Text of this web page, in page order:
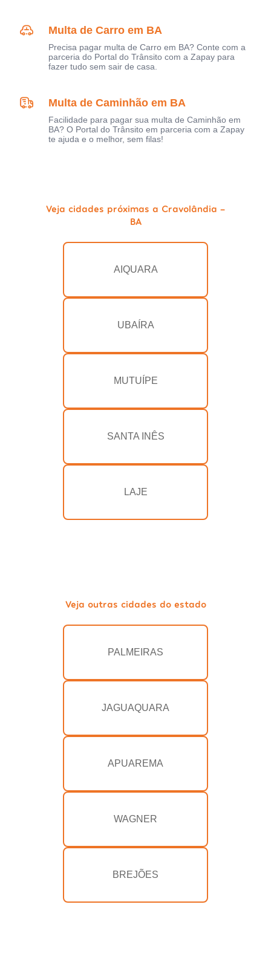
Multa de Carro em BA
Precisa pagar multa de Carro em BA? Conte com a
parceria do Portal do Trânsito com a Zapay para
fazer tudo sem sair de casa.
Multa de Caminhão em BA
Facilidade para pagar sua multa de Caminhão em
BA? O Portal do Trânsito em parceria com a Zapay
te ajuda e o melhor, sem filas!
Veja cidades próximas a Cravolândia -
BA
AIQUARA
UBAÍRA
MUTUÍPE
SANTA INÊS
LAJE
Veja outras cidades do estado
PALMEIRAS
JAGUAQUARA
APUAREMA
WAGNER
BREJÕES